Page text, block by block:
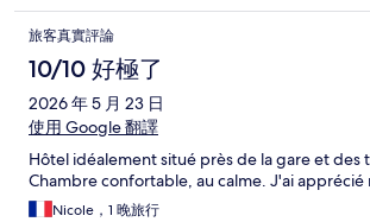
旅客真實評論
10/10 好極了
2026 年 5 月 23 日
使用 Google 翻譯
Hôtel idéalement situé près de la gare et des
Chambre confortable, au calme. J'ai apprécié
Nicole，1 晚旅行